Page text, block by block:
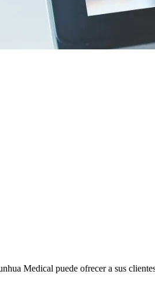
Medical puede ofrecer a sus